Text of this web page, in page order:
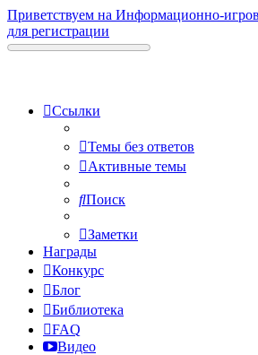
Приветствуем на Информационно-
для регистрации
Ссылки
Темы без ответов
Активные темы
Поиск
Заметки
Награды
Конкурс
Блог
Библиотека
FAQ
Видео